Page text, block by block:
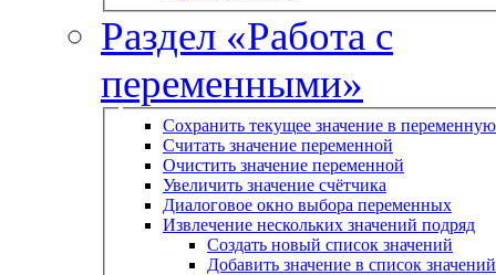
Раздел «Работа с
переменными»
Сохранить текущее значение в переменную
Считать значение переменной
Очистить значение переменной
Увеличить значение счётчика
Диалоговое окно выбора переменных
Извлечение нескольких значений подряд
Создать новый список значений
Добавить значение в список значений